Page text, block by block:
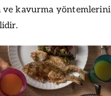
ve kavurma